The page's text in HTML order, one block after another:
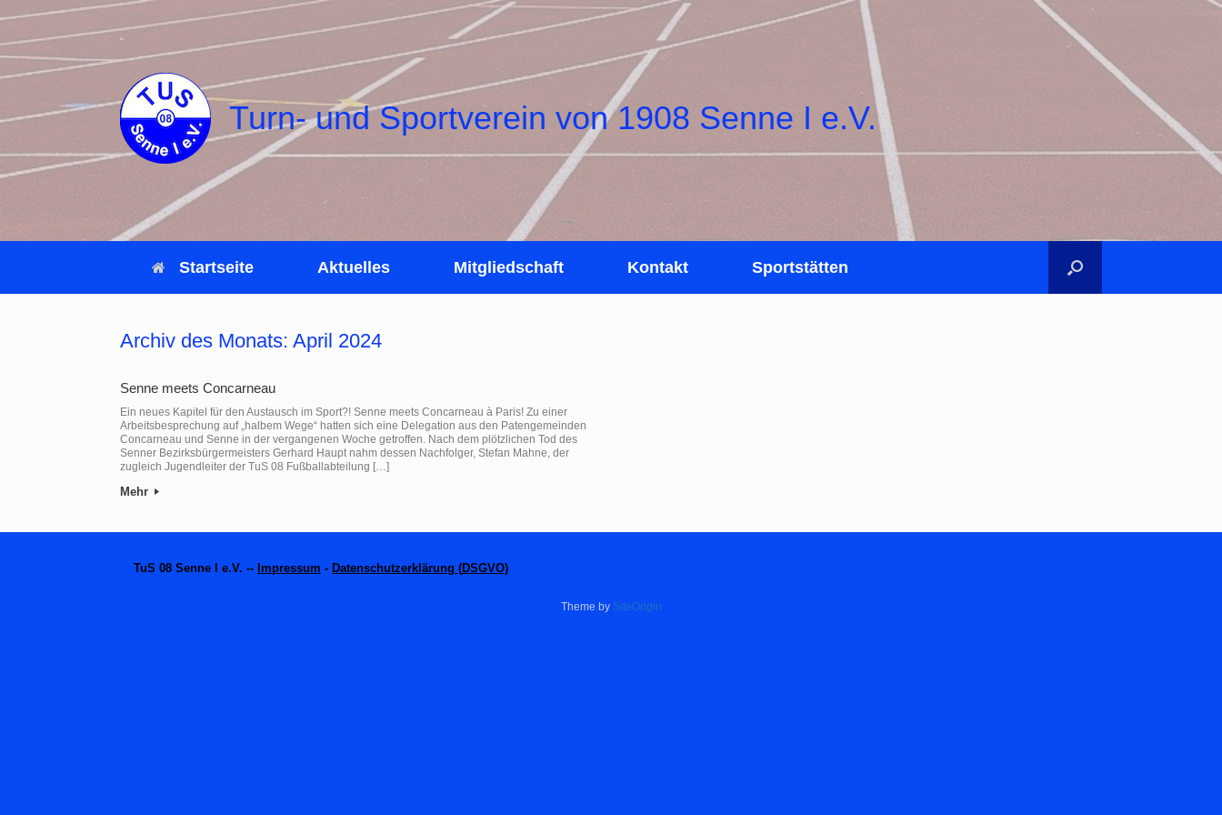
springen
Turn- und Sportverein von 1908 Senne I e.V.
Startseite Aktuelles Mitgliedschaft Kontakt Sportstätten
Archiv des Monats: April 2024
Senne meets Concarneau
Ein neues Kapitel für den Austausch im Sport?! Senne meets Concarneau à Paris! Zu einer
Arbeitsbesprechung auf „halbem Wege“ hatten sich eine Delegation aus den Patengemeinden
Concarneau und Senne in der vergangenen Woche getroffen. Nach dem plötzlichen Tod des
Senner Bezirksbürgermeisters Gerhard Haupt nahm dessen Nachfolger, Stefan Mahne, der
zugleich Jugendleiter der TuS 08 Fußballabteilung […]
Mehr
TuS 08 Senne I e.V. -- Impressum - Datenschutzerklärung (DSGVO)
Theme by SiteOrigin